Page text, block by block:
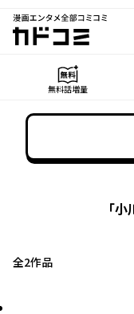
漫画エンタメ全部コ
カドコミ
無料話増量
「小
全2作品